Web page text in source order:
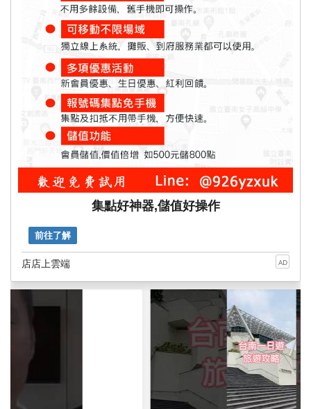
集點好神器,儲值好操作
前往了解
店店上雲端 AD